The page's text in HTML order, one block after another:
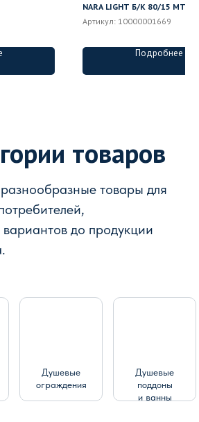
NARA LIGHT Б/К 80/15 MT
Артикул: 10000001669
Подробнее
товаров
товары для
до продукции
Душевые
ограждения
Душевые
поддоны
и ванны